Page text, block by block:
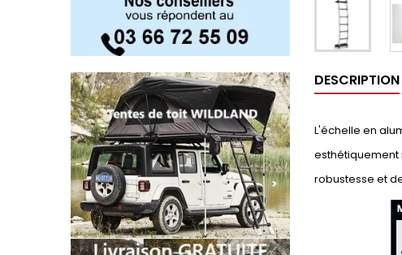
DESCRIPTION
L'échelle en
esthétiquement
robustesse et